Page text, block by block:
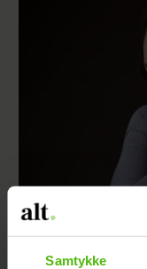
Samtykke
Szhirley åbner
bare ked af det